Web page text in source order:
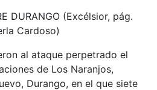
DURANGO (Excélsior, pág.
Cardoso)
al ataque perpetrado el
de Los Naranjos,
Durango, en el que siete